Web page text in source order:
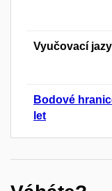
Vyučovací
Bodové
let